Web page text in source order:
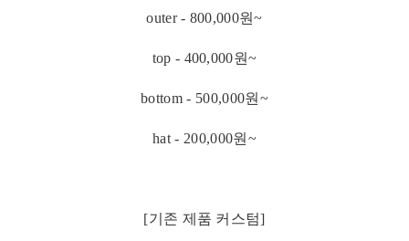
outer - 800,000원~
top - 400,000원~
bottom - 500,000원~
hat - 200,000원~
[기존 제품 커스텀]